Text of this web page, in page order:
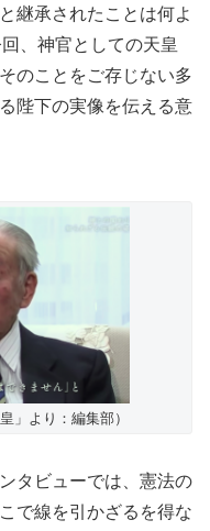
継承されたことは何よ
、神官としての天皇
のことをご存じない多
陛下の実像を伝える意
」より：編集部）
タビューでは、憲法の
で線を引かざるを得な